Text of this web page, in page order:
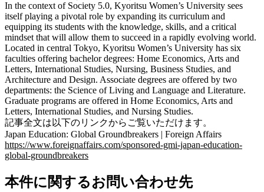
In the context of Society 5.0, Kyoritsu Women’s University sees
itself playing a pivotal role by expanding its curriculum and
equipping its students with the knowledge, skills, and a critical
mindset that will allow them to succeed in a rapidly evolving world.
Located in central Tokyo, Kyoritsu Women’s University has six
faculties offering bachelor degrees: Home Economics, Arts and
Letters, International Studies, Nursing, Business Studies, and
Architecture and Design. Associate degrees are offered by two
departments: the Science of Living and Language and Literature.
Graduate programs are offered in Home Economics, Arts and
Letters, International Studies, and Nursing Studies.
記事全文は以下のリンクからご覧いただけます。
Japan Education: Global Groundbreakers | Foreign Affairs
https://www.foreignaffairs.com/sponsored-gmi-japan-education-
global-groundbreakers
本件に関するお問い合わせ先